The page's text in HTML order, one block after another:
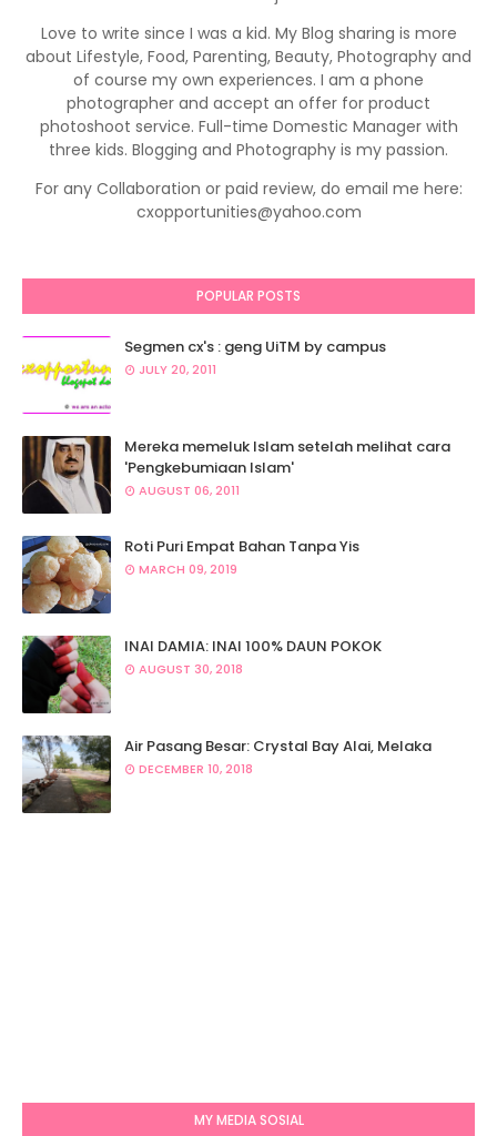
Love to write since I was a kid. My Blog sharing is more
about Lifestyle, Food, Parenting, Beauty, Photography and
of course my own experiences. I am a phone
photographer and accept an offer for product
photoshoot service. Full-time Domestic Manager with
three kids. Blogging and Photography is my passion.
For any Collaboration or paid review, do email me here:
cxopportunities@yahoo.com
POPULAR POSTS
Segmen cx's : geng UiTM by campus
JULY 20, 2011
Mereka memeluk Islam setelah melihat cara
'Pengkebumiaan Islam'
AUGUST 06, 2011
Roti Puri Empat Bahan Tanpa Yis
MARCH 09, 2019
INAI DAMIA: INAI 100% DAUN POKOK
AUGUST 30, 2018
Air Pasang Besar: Crystal Bay Alai, Melaka
DECEMBER 10, 2018
MY MEDIA SOSIAL